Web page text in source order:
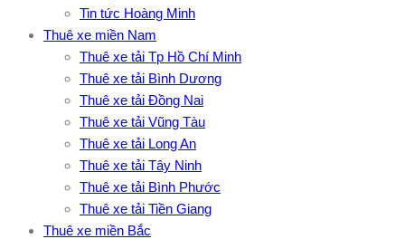
Tin tức Hoàng Minh
Thuê xe miền Nam
Thuê xe tải Tp Hồ Chí Minh
Thuê xe tải Bình Dương
Thuê xe tải Đồng Nai
Thuê xe tải Vũng Tàu
Thuê xe tải Long An
Thuê xe tải Tây Ninh
Thuê xe tải Bình Phước
Thuê xe tải Tiền Giang
Thuê xe miền Bắc